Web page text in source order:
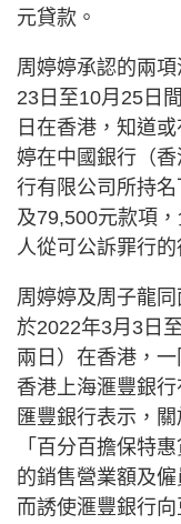
元貸款。
周婷婷承認的兩
23日至10月25日
日在香港，知道
婷在中國銀行（
行有限公司所持
及79,500元款項
人從可公訴罪行
周婷婷及周子龍
於2022年3月3日
兩日）在香港，
香港上海滙豐銀
匯豐銀行表示，
「百分百擔保特
的銷售營業額及
而誘使滙豐銀行